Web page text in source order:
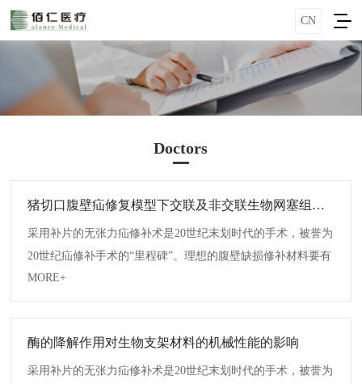
CN
Doctors
猪切口腹壁疝修复模型下交联及非交联生物网塞组织学及生物力学评价
采用补片的无张力疝修补术是20世纪末划时代的手术，被誉为
20世纪疝修补手术的“里程碑”。理想的腹壁缺损修补材料要有
相当的机械张力，耐受感染，尽量减少切口疼痛、局部不适、
切口感染...
MORE+
酶的降解作用对生物支架材料的机械性能的影响
采用补片的无张力疝修补术是20世纪末划时代的手术，被誉为